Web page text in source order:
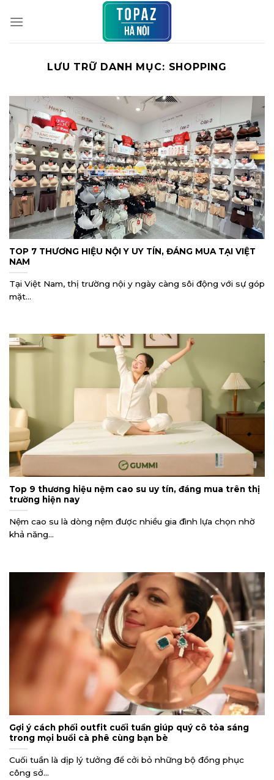
đến
LƯU TRỮ DANH MỤC: SHOPPING
TOP 7 THƯƠNG HIỆU NỘI Y UY TÍN, ĐÁNG MUA TẠI VIỆT
NAM
Tại Việt Nam, thị trường nội y ngày càng sôi động với sự góp
mặt...
Top 9 thương hiệu nệm cao su uy tín, đáng mua trên thị
trường hiện nay
Nệm cao su là dòng nệm được nhiều gia đình lựa chọn nhờ
khả năng...
Gợi ý cách phối outfit cuối tuần giúp quý cô tỏa sáng
trong mọi buổi cà phê cùng bạn bè
Cuối tuần là dịp lý tưởng để cởi bỏ những bộ đồng phục
công sở...